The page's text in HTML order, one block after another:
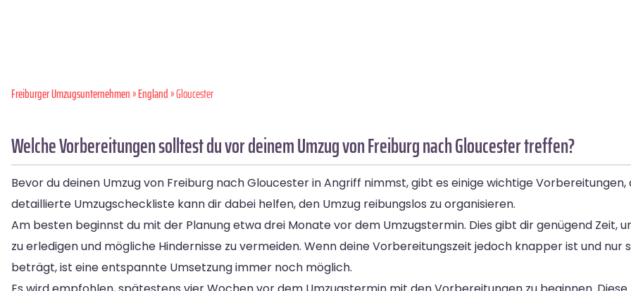
Freiburger Umzugsunternehmen»England» Gloucester
Welche Vorbereitungen solltest du vor deinem Umzug von Freiburg nach Gloucester treffen?
Bevor du deinen Umzug von Freiburg nach Gloucester in Angriff nimmst, gibt es einige wichtige
detaillierte Umzugscheckliste kann dir dabei helfen, den Umzug reibungslos zu organisieren.
Am besten beginnst du mit der Planung etwa drei Monate vor dem Umzugstermin. Dies gibt dir genügend Zeit,
zu erledigen und mögliche Hindernisse zu vermeiden. Wenn deine Vorbereitungszeit jedoch knapper ist und nur
beträgt, ist eine entspannte Umsetzung immer noch möglich.